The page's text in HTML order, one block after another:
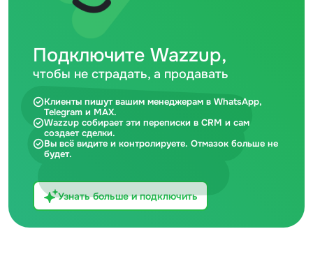
Подключите Wazzup,
чтобы не страдать, а продавать
Клиенты пишут вашим менеджерам в WhatsApp,
Telegram и MAX.
Wazzup собирает эти переписки в CRM и сам
создает сделки.
Вы всё видите и контролируете. Отмазок больше не
будет.
Узнать больше и подключить